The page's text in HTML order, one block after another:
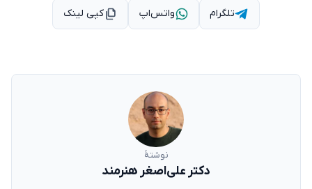
تلگرام واتس‌اپ کپی لینک
نوشتهٔ
دکتر علی‌اصغر هنرمند